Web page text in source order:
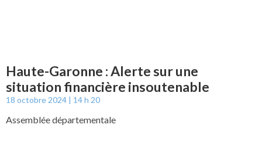
Haute-Garonne : Alerte sur une
situation financière insoutenable
18 octobre 2024 14 h 20
Assemblée départementale